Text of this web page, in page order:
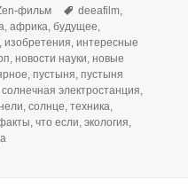
фильм Метки
deeafilm
,африка ,будущее
,изобретения ,интересные
,новости науки ,новые
,пустыня ,пустыня
,солнечная электростанция
,солнце ,техника
,что если ,экология